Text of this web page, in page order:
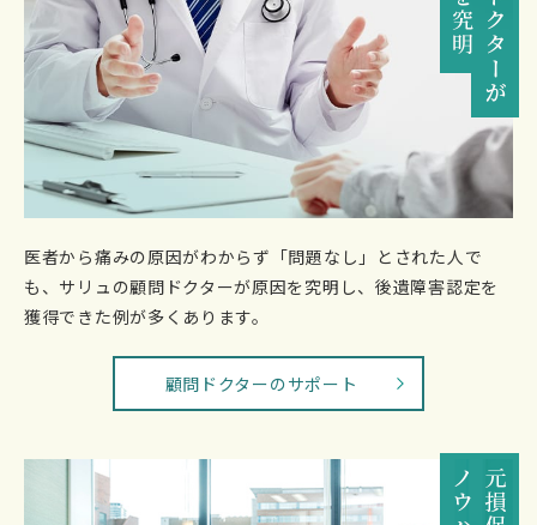
医者から痛みの原因がわからず「問題なし」とされた人で
も、サリュの顧問ドクターが原因を究明し、後遺障害認定を
獲得できた例が多くあります。
顧問ドクターのサポート